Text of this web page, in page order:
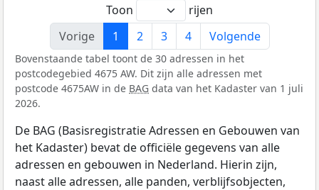
Toon
rijen
Vorige
1 2 3 4 Volgende
Bovenstaande tabel toont de 30 adressen in het
postcodegebied 4675 AW. Dit zijn alle adressen met
postcode 4675AW in de BAG data van het Kadaster van 1 juli
2026.
De BAG (Basisregistratie Adressen en Gebouwen van
het Kadaster) bevat de officiële gegevens van alle
adressen en gebouwen in Nederland. Hierin zijn,
naast alle adressen, alle panden, verblijfsobjecten,